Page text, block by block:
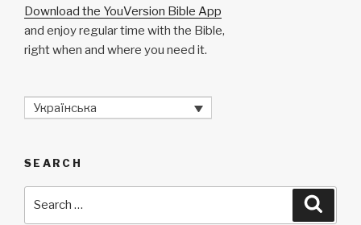
Download the YouVersion Bible App
and enjoy regular time with the Bible,
right when and where you need it.
Українська
SEARCH